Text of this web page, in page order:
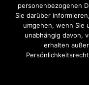
Startseite Einsätze
Theme byThink Up
personenbezogenen
Sie darüber
umgehen, wenn Sie
unabhängig davon,
erhalten